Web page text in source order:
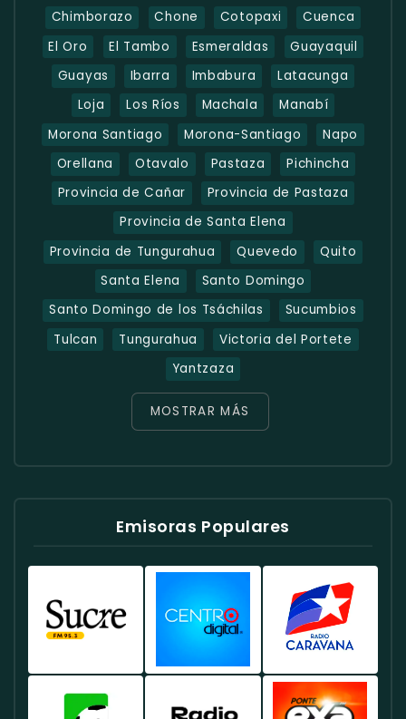
Chimborazo
Chone Cotopaxi
Cuenca
El Oro
El Tambo Esmeraldas
Guayaquil
Guayas
Ibarra Imbabura
Latacunga
Loja
Los Ríos Machala
Manabí
Morona Santiago
Morona-Santiago
Napo
Orellana
Otavalo Pastaza
Pichincha
Provincia de Cañar
Provincia de Pastaza
Provincia de Santa Elena
Provincia de Tungurahua
Quevedo
Quito
Santa Elena
Santo Domingo
Santo Domingo de los Tsáchilas
Sucumbios
Tulcan
Tungurahua
Victoria del Portete
Yantzaza
MOSTRAR MÁS
Emisoras Populares
Radio
Sucre
Radio
Radio
Caravana